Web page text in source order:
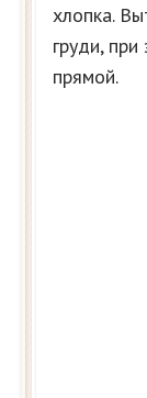
хлопка.
груди,
прямой.